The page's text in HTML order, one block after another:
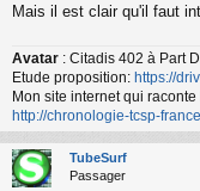
g
n
o
n
l
u
Mais il est clair qu'il faut
Avatar : Citadis 402 à Part
Etude proposition: https://
Mon site internet qui
http://chronologie-tcsp-
TubeSurf
Passager